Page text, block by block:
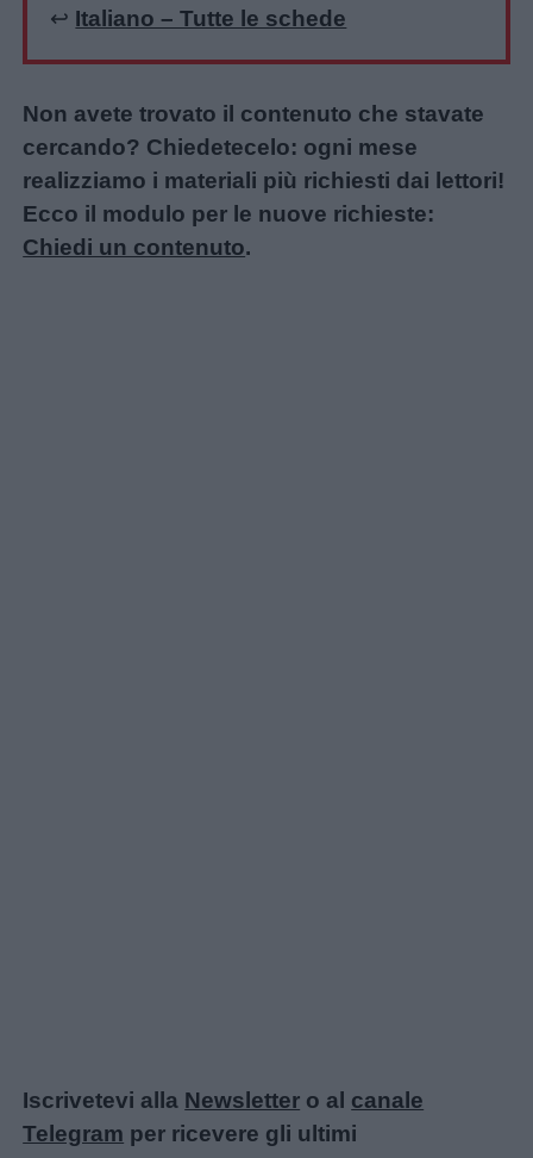
↩️ Italiano – Tutte le schede
Non avete trovato il contenuto che stavate
cercando? Chiedetecelo: ogni mese
realizziamo i materiali più richiesti dai lettori!
Ecco il modulo per le nuove richieste:
Chiedi un contenuto.
Iscrivetevi alla Newsletter o al canale
Telegram per ricevere gli ultimi